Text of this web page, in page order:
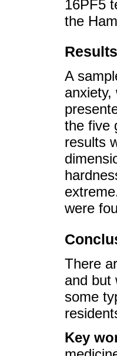
16PF5
the
Results
A
the five
results
were
There
and but
some
Key